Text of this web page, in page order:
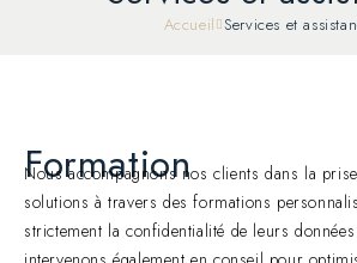
Accueil Services et
Formation
Nous accompagnons nos clients dans la
solutions à travers des formations
strictement la confidentialité de leurs